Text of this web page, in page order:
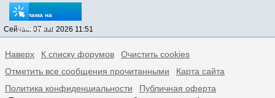
Реклама на
sptovarov.ru
Сейчас: 07 авг 2026 11:51
Наверх К списку форумов
Очистить cookies
Отметить все сообщения прочитанными
Карта сайта
Политика конфиденциальности
Публичная оферта